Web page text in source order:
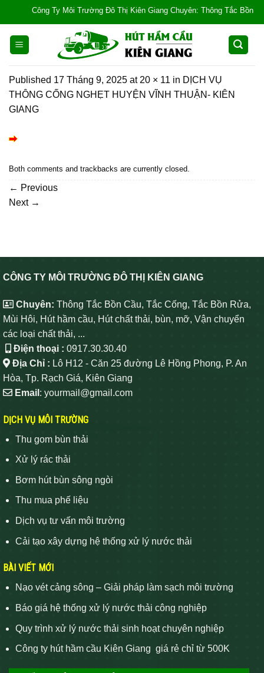
content
Công Ty Môi Trường Đô Thị Kiên Giang Chuyên: Thông Tắc Bồn
Published 17 Tháng 9, 2025 at 20 × 11 in DỊCH VỤ
THÔNG CỐNG NGHẸT HUYỆN VĨNH THUẬN- KIÊN
GIANG
Both comments and trackbacks are currently closed.
← Previous
Next →
CÔNG TY MÔI TRƯỜNG ĐÔ THỊ KIÊN GIANG
Chuyên: Thông Tắc Bồn Cầu, Tắc Cống, Tắc Bồn Rửa,
Mùi Hôi, Hút hầm cầu, Hút chất thải, bùn, mỡ, Vận chuyển
các loại chất thải, ...
Điện thoại : 0917.30.30.40
Địa Chỉ : Lô H12 - Căn 25 đường Lê Hồng Phong, P. An
Hòa, Tp. Rạch Giá, Kiên Giang
Email : yourmail@gmail.com
DỊCH VỤ MÔI TRƯỜNG
Thu gom bùn thải
Xử lý rác thải
Bơm hút bùn sông ngòi
Thu mua phế liệu
Dịch vụ tư vấn môi trường
Cải tạo xây dựng hệ thống xử lý nước thải
BÀI VIẾT MỚI
Nạo vét cảng sông – Giải pháp làm sạch môi trường
Báo giá hệ thống xử lý nước thải công nghiệp
Quy trình xử lý nước thải sinh hoạt chuyên nghiệp
Công ty hút hầm cầu Kiên Giang giá rẻ chỉ từ 500K